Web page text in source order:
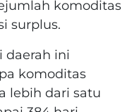
komoditas
surplus.
daerah ini
komoditas
lebih dari satu